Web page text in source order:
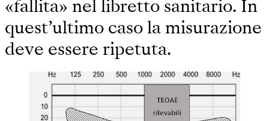
«fallita» nel libretto sanitario. In
quest’ultimo caso la misurazione
deve essere ripetuta.